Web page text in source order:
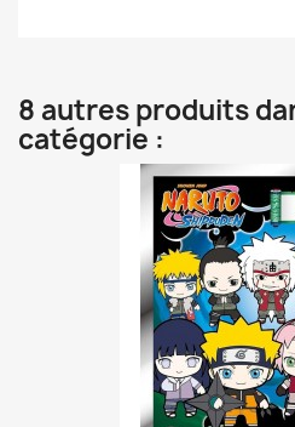
8 autres produits
catégorie :